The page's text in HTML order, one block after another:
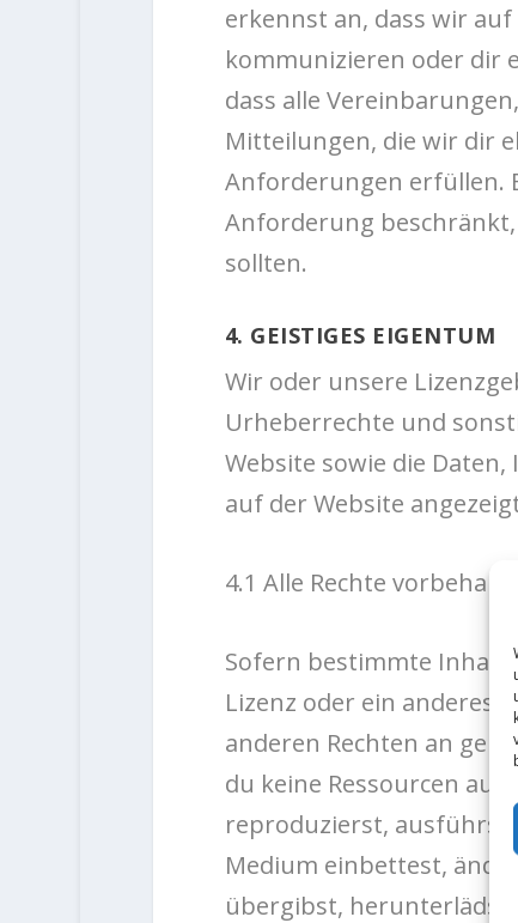
erkennst an, dass wir
kommunizieren oder dir
dass alle
Mitteilungen, die wir dir
Anforderungen erfüllen.
Anforderung
sollten.
4. GEISTIGES EIGENTUM
Wir oder unsere
Urheberrechte und
Website sowie die
auf der Website
4.1 Alle Rechte vorbehalten
Sofern bestimmte
Lizenz oder ein anderes
anderen Rechten an
du keine Ressourcen auf
reproduzierst,
Medium einbettest,
übergibst,